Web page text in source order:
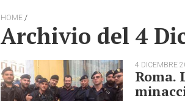
HOME /
Archivio del 4
4 DICEMBRE
Roma.